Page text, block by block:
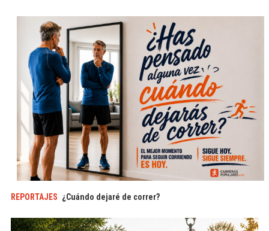
REPORTAJES ¿Cuándo dejaré de correr?